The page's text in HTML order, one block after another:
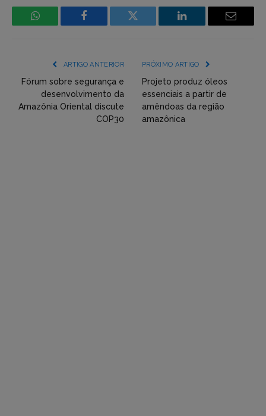
WhatsApp Facebook
Incorpore
(YouTube,
Twitter,
Flickr
etc)
LinkedIn Email
ARTIGO ANTERIOR
Fórum sobre segurança e
desenvolvimento da
Amazônia Oriental discute
COP30
PRÓXIMO ARTIGO
Projeto produz óleos
essenciais a partir de
amêndoas da região
amazônica